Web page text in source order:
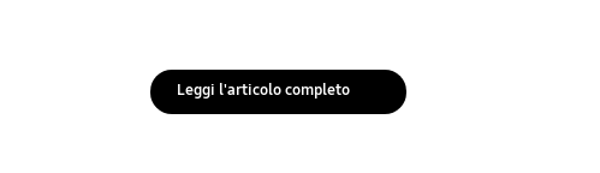
Leggi l'articolo completo